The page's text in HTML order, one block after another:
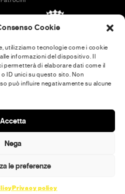
Cookie
utilizziamo tecnologie come i cookie
informazioni del dispositivo. Il
permetterà di elaborare dati come il
ID unici su questo sito. Non
può influire negativamente su alcune
Accetta
Nega
le preferenze
Privacy policy
with
Partner